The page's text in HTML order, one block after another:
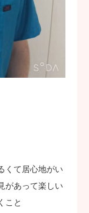
くて居心地がい
があって楽しい
こと